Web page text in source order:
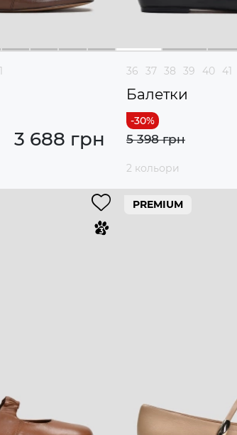
3 688 грн
36 37 38 39 40 41
Балетки
5 398 грн
2 кольори
PREMIUM